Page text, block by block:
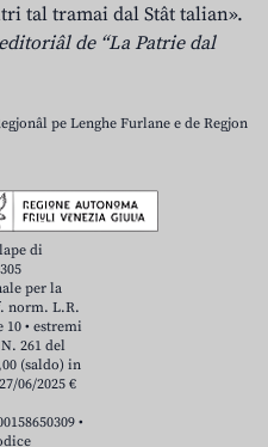
tal tramai dal Stât talian».
de “La Patrie dal
pe Lenghe Furlane e de Regjon
di
per la
norm. L.R.
10 • estremi
261 del
(saldo) in
06/2025 €
•